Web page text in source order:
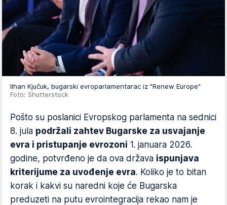
Ilhan Kjučuk, bugarski evroparlamentarac iz "Renew Europe"
Foto: Shutterstock
Pošto su poslanici Evropskog parlamenta na sednici
8. jula podržali zahtev Bugarske za usvajanje
evra i pristupanje evrozoni 1. januara 2026.
godine, potvrđeno je da ova država ispunjava
kriterijume za uvođenje evra. Koliko je to bitan
korak i kakvi su naredni koje će Bugarska
preduzeti na putu evrointegracija rekao nam je